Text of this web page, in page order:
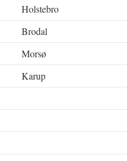
Holstebro
Brodal
Morsø
Karup